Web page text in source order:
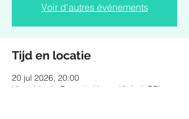
Voir d'autres événements
Tijd en locatie
20 jul 2026, 20:00
Vignoble du Pays de Herve (Aubel, BE),